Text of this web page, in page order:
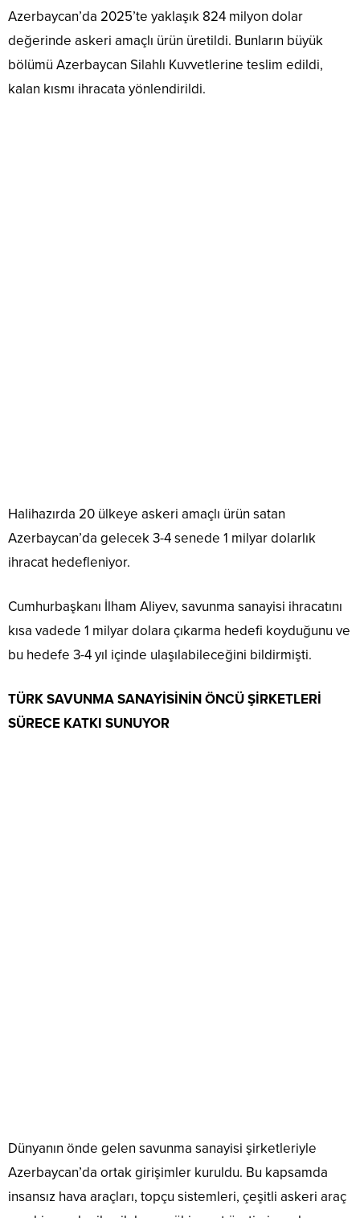
Azerbaycan’da 2025’te yaklaşık 824 milyon dolar
değerinde askeri amaçlı ürün üretildi. Bunların büyük
bölümü Azerbaycan Silahlı Kuvvetlerine teslim edildi,
kalan kısmı ihracata yönlendirildi.
Halihazırda 20 ülkeye askeri amaçlı ürün satan
Azerbaycan’da gelecek 3-4 senede 1 milyar dolarlık
ihracat hedefleniyor.
Cumhurbaşkanı İlham Aliyev, savunma sanayisi ihracatını
kısa vadede 1 milyar dolara çıkarma hedefi koyduğunu ve
bu hedefe 3-4 yıl içinde ulaşılabileceğini bildirmişti.
TÜRK SAVUNMA SANAYİSİNİN ÖNCÜ ŞİRKETLERİ
SÜRECE KATKI SUNUYOR
Dünyanın önde gelen savunma sanayisi şirketleriyle
Azerbaycan’da ortak girişimler kuruldu. Bu kapsamda
insansız hava araçları, topçu sistemleri, çeşitli askeri araç